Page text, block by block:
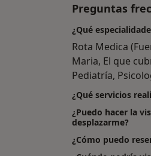
Preguntas
¿Qué
Rota Medica
Maria, El que
Pediatría,
¿Qué servicios
¿Puedo hacer la
desplazarme?
¿Cómo puedo